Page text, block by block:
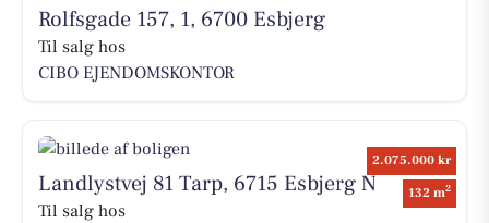
Rolfsgade 157, 1, 6700 Esbjerg
Til salg hos
CIBO EJENDOMSKONTOR
2.075.000 kr
132 m2
Landlystvej 81 Tarp, 6715 Esbjerg N
Til salg hos